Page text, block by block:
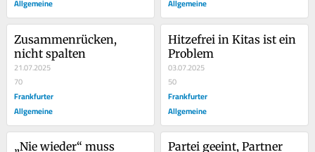
Zusammenrücken,
nicht spalten
21.07.2025
70
Frankfurter
Allgemeine
Hitzefrei in Kitas ist ein
Problem
03.07.2025
50
Frankfurter
Allgemeine
„Nie wieder“ muss Partei geeint, Partner